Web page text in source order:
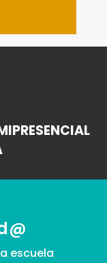
escuela